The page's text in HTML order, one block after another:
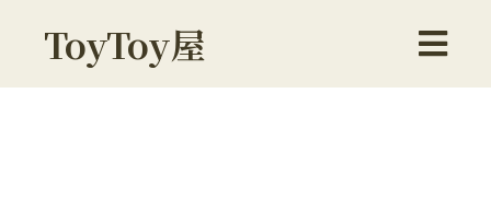
ToyToy屋